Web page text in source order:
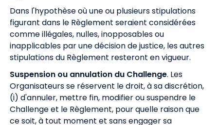
Dans l'hypothèse où une ou plusieurs stipulations
figurant dans le Règlement seraient considérées
comme illégales, nulles, inopposables ou
inapplicables par une décision de justice, les autres
stipulations du Règlement resteront en vigueur.
Suspension ou annulation du Challenge. Les
Organisateurs se réservent le droit, à sa discrétion,
(i) d'annuler, mettre fin, modifier ou suspendre le
Challenge et le Règlement, pour quelle raison que
ce soit, à tout moment et sans engager sa